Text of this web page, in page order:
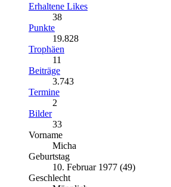
Erhaltene Likes
38
Punkte
19.828
Trophäen
11
Beiträge
3.743
Termine
2
Bilder
33
Vorname
Micha
Geburtstag
10. Februar 1977 (49)
Geschlecht